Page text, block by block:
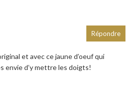
et avec ce jaune d’oeuf qui
envie d’y mettre les doigts!
Répondre